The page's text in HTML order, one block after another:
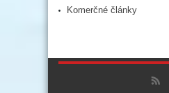
Komerčné články